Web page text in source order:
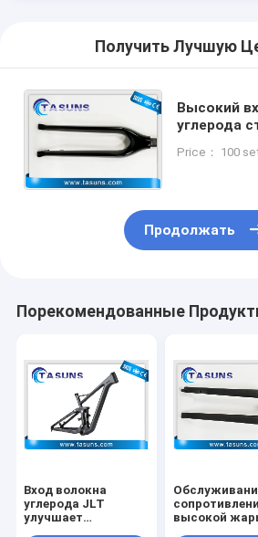
Получить Лучшую
Высокий
углерода
топливной
Price： 100
Продолжать
Порекомендованные
Вход волокна
углерода JLT
улучшает
высокой